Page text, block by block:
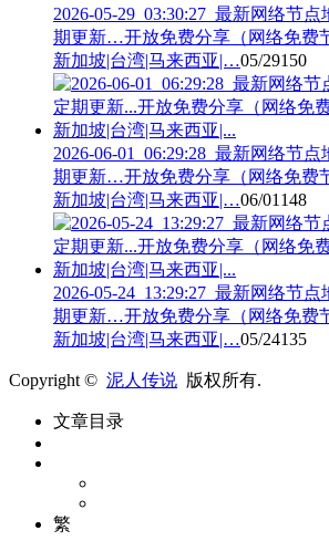
2026-05-29_03:30:27_最新网络节
期更新…开放免费分享（网络免费
新加坡|台湾|马来西亚|…05/29150
2026-06-01_06:29:28_最新网络节
期更新…开放免费分享（网络免费
新加坡|台湾|马来西亚|…06/01 148
2026-05-24_13:29:27_最新网络节
期更新…开放免费分享（网络免费
新加坡|台湾|马来西亚|…05/24135
Copyright © 泥人传说 版权所有.
文章目录
繁